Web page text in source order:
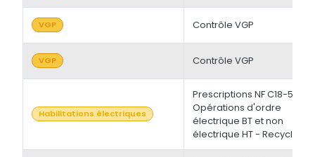
VGP Contrôle VGP
VGP Contrôle VGP
Habilitations électriques
Prescriptions NF C18-510 -
Opérations d'ordre
électrique BT et non
électrique HT - Recyclage